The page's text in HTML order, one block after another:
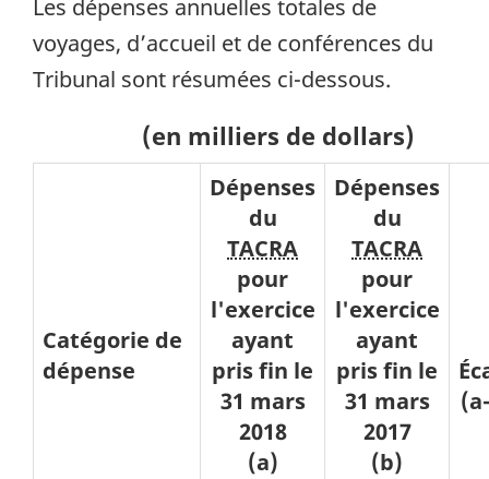
Les dépenses annuelles totales de
voyages, d’accueil et de conférences du
Tribunal sont résumées ci-dessous.
(en milliers de dollars)
Catégorie de
dépense
Dépenses
du
TACRA
pour
l'exercice
ayant
pris fin le
31 mars
2018
(a)
Dépenses
du
TACRA
pour
l'exercice
ayant
pris fin le
31 mars
2017
(b)